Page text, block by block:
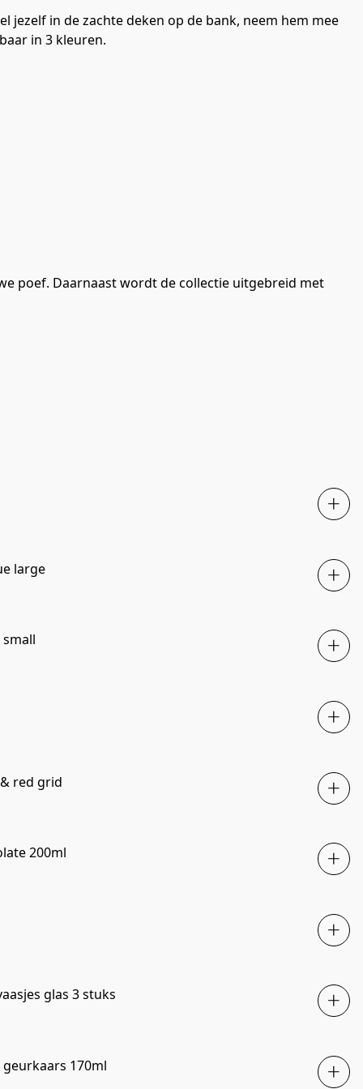
jezelf in de zachte deken op de bank, neem hem mee
in 3 kleuren.
poef. Daarnaast wordt de collectie uitgebreid met
NIEUW
large
small
red grid
200ml
glas 3 stuks
geurkaars 170ml